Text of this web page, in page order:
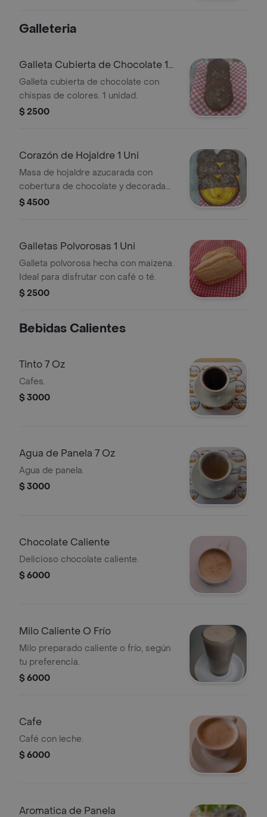
Galleteria
Galleta Cubierta de Chocolate 1
Unidad
Galleta cubierta de chocolate con
chispas de colores. 1 unidad.
$ 2500
Corazón de Hojaldre 1 Uni
Masa de hojaldre azucarada con
cobertura de chocolate y decorada
con chispas de colores. Una unidad.
$ 4500
Galletas Polvorosas 1 Uni
Galleta polvorosa hecha con maizena.
Ideal para disfrutar con café o té.
$ 2500
Bebidas Calientes
Tinto 7 Oz
Cafes.
$ 3000
Agua de Panela 7 Oz
Agua de panela.
$ 3000
Chocolate Caliente
Delicioso chocolate caliente.
$ 6000
Milo Caliente O Frío
Milo preparado caliente o frío, según
tu preferencia.
$ 6000
Cafe
Café con leche.
$ 6000
Aromatica de Panela